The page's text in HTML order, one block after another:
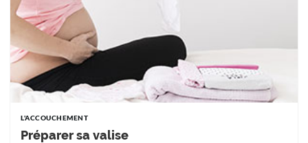
L'ACCOUCHEMENT
Préparer sa valise